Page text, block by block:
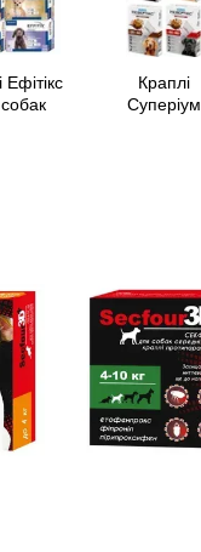
Ефітікс
Краплі
Суперіум